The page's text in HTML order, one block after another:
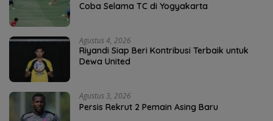
Coba Selama TC di Yogyakarta
Agustus 4, 2026
Riyandi Siap Beri Kontribusi Terbaik untuk
Dewa United
Agustus 3, 2026
Persis Rekrut 2 Pemain Asing Baru